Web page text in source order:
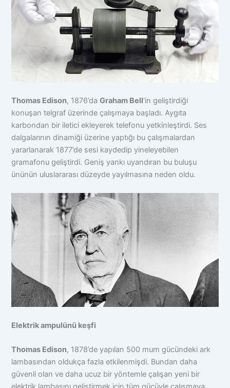
Thomas Edison, 1876’daGraham Bell‘in geliştirdiği
konuşan telgraf üzerinde çalışmaya başladı. Aygıta
karbondan bir iletici ekleyerek telefonu yetkinleştirdi. Ses
dalgalarının dinamiği üzerine yaptığı bu çalışmalardan
yararlanarak 1877’de sesi kaydedip yineleyebilen
gramafonu geliştirdi. Geniş yankı uyandıran bu buluşu
ününün uluslararası düzeyde yayılmasına neden oldu.
Elektrik ampulünü keşfi
Thomas Edison, 1878’de yapılan 500 mum gücündeki ark
lambasından oldukça fazla etkilenmişdi. Bundan daha
güvenli olan ve daha ucuz bir yöntemle çalışan yeni bir